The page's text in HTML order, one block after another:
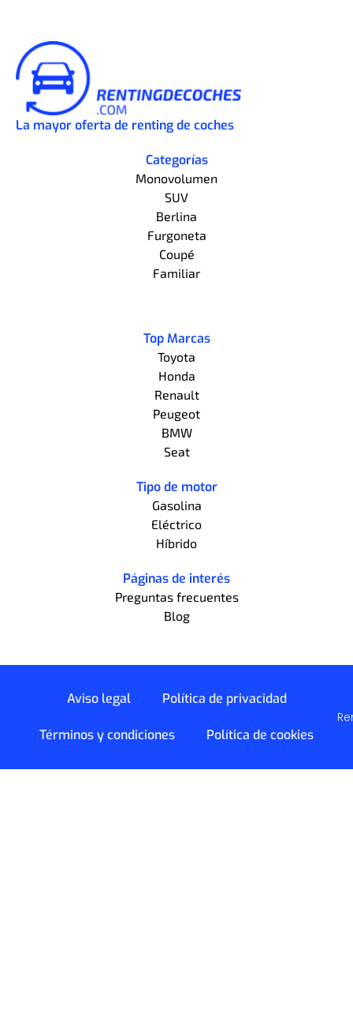
La mayor oferta de renting de coches
Categorías
Monovolumen
SUV
Berlina
Furgoneta
Coupé
Familiar
Top Marcas
Toyota
Honda
Renault
Peugeot
BMW
Seat
Tipo de motor
Gasolina
Eléctrico
Híbrido
Páginas de interés
Preguntas frecuentes
Blog
Aviso legal Política de privacidad
Términos y condiciones Política de cookies